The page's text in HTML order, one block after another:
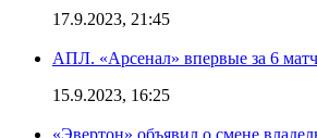
17.9.2023, 21:45
АПЛ. «Арсенал» впервые за 6
15.9.2023, 16:25
«Эвертон» объявил о смене